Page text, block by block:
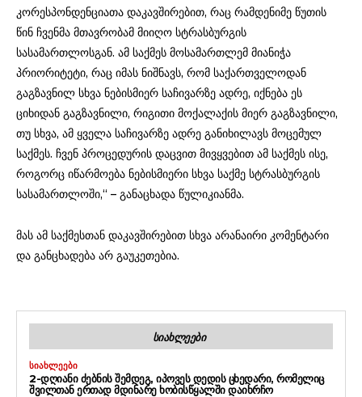
კორესპონდენციათა დაკავშირებით, რაც რამდენიმე წუთის
წინ ჩვენმა მთავრობამ მიიღო სტრასბურგის
სასამართლოსგან. ამ საქმეს მოსამართლემ მიანიჭა
პრიორიტეტი, რაც იმას ნიშნავს, რომ საქართველოდან
გაგზავნილ სხვა ნებისმიერ საჩივარზე ადრე, იქნება ეს
ციხიდან გაგზავნილი, რიგითი მოქალაქის მიერ გაგზავნილი,
თუ სხვა, ამ ყველა საჩივარზე ადრე განიხილავს მოცემულ
საქმეს. ჩვენ პროცედურის დაცვით მივყვებით ამ საქმეს ისე,
როგორც იწარმოება ნებისმიერი სხვა საქმე სტრასბურგის
სასამართლოში,“ – განაცხადა წულიკიანმა.
მას ამ საქმესთან დაკავშირებით სხვა არანაირი კომენტარი
და განცხადება არ გაუკეთებია.
ᲡᲘᲐᲮᲚᲔᲔᲑᲘ
ᲡᲘᲐᲮᲚᲔᲔᲑᲘ
2-ᲓᲦᲘᲐᲜᲘ ᲫᲔᲑᲜᲘᲡ ᲨᲔᲛᲓᲔᲒ, ᲘᲞᲝᲕᲔᲡ ᲓᲔᲓᲘᲡ ᲪᲮᲔᲓᲐᲠᲘ, ᲠᲝᲛᲔᲚᲘᲪ
ᲨᲕᲘᲚᲗᲐᲜ ᲔᲠᲗᲐᲓ ᲛᲓᲘᲜᲐᲠᲔ ᲮᲝᲑᲘᲡᲬᲧᲐᲚᲨᲘ ᲓᲐᲘᲮᲠᲩᲝ